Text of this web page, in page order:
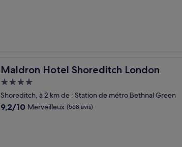
Maldron Hotel Shoreditch London
Maldron Hotel Shoreditch London
Hébergement
4.0 étoiles
Shoreditch, à 2 km de : Station de métro Bethnal Green
9.2
9,2/10 Merveilleux (568 avis)